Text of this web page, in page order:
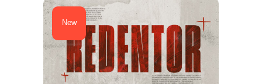
New
Comprar